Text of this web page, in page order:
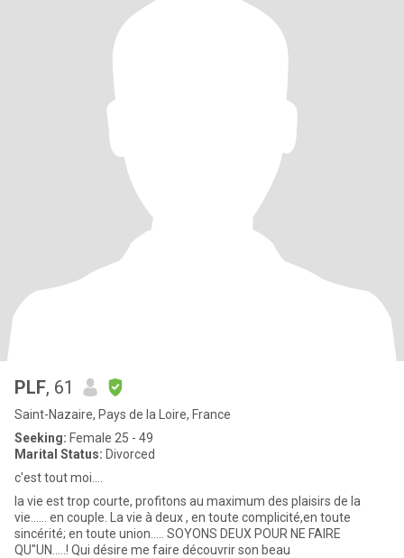
PLF, 61
Saint-Nazaire, Pays de la Loire, France
Seeking: Female 25 - 49
Marital Status: Divorced
c'est tout moi....
la vie est trop courte, profitons au maximum des plaisirs de la
vie...... en couple. La vie à deux , en toute complicité,en toute
sincérité; en toute union..... SOYONS DEUX POUR NE FAIRE
QU"UN.....! Qui désire me faire découvrir son beau